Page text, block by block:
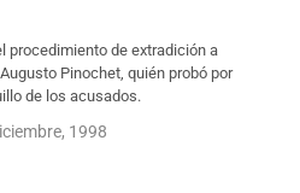
procedimiento de extradición a
Pinochet, quién probó por
de los acusados.
1998